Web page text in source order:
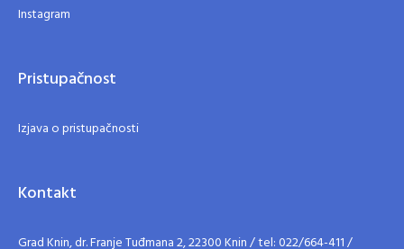
Instagram
Pristupačnost
Izjava o pristupačnosti
Kontakt
Grad Knin, dr. Franje Tuđmana 2, 22300 Knin / tel: 022/664-411 /